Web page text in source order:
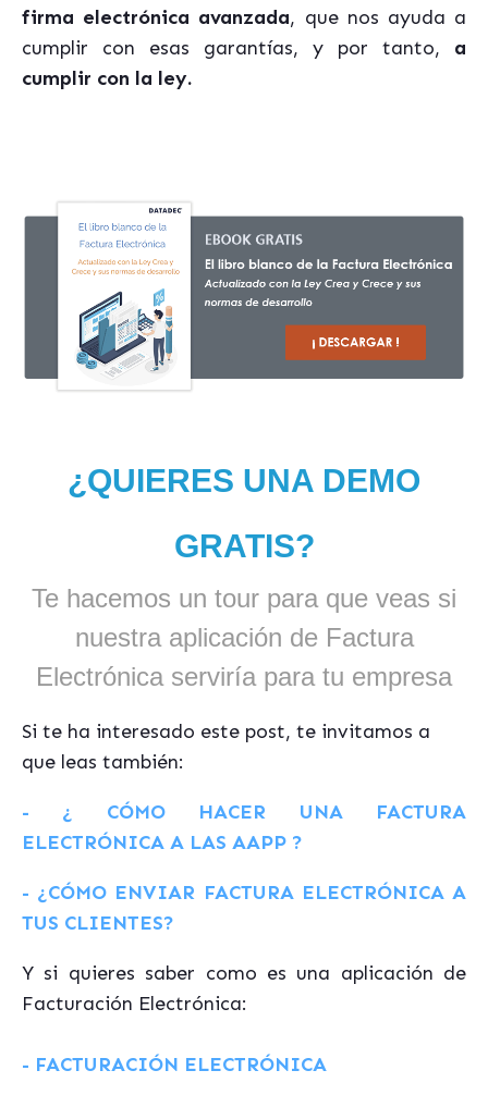
firma electrónica avanzada, que nos ayuda a
cumplir con esas garantías, y por tanto, a
cumplir con la ley.
¿QUIERES UNA DEMO
GRATIS?
Te hacemos un tour para que veas si
nuestra aplicación de Factura
Electrónica serviría para tu empresa
Si te ha interesado este post, te invitamos a
que leas también:
- ¿ CÓMO HACER UNA FACTURA
ELECTRÓNICA A LAS AAPP ?
- ¿CÓMO ENVIAR FACTURA ELECTRÓNICA A
TUS CLIENTES?
Y si quieres saber como es una aplicación de
Facturación Electrónica:
- FACTURACIÓN ELECTRÓNICA